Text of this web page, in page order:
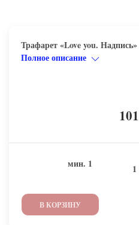
Трафарет «Love you. Надпись»
Полное описание
101
мин. 1
В КОРЗИНУ